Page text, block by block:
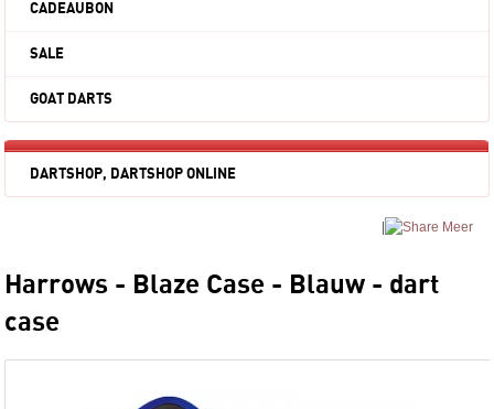
CADEAUBON
SALE
GOAT DARTS
DARTSHOP, DARTSHOP ONLINE
Meer
Harrows - Blaze Case - Blauw - dart
case